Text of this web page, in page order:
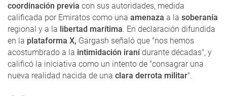
coordinación previa con sus autoridades, medida
calificada por Emiratos como una amenaza a la soberanía
regional y a la libertad marítima. En declaración difundida
en la plataforma X, Gargash señaló que "nos hemos
acostumbrado a la intimidación iranídurante décadas", y
calificó la iniciativa como un intento de "consagrar una
nueva realidad nacida de una clara derrota militar".